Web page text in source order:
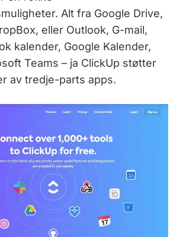
Alt fra Google Drive,
eller Outlook, G-mail,
kalender, Google Kalender,
Teams – ja ClickUp støtter
av tredje-parts apps.